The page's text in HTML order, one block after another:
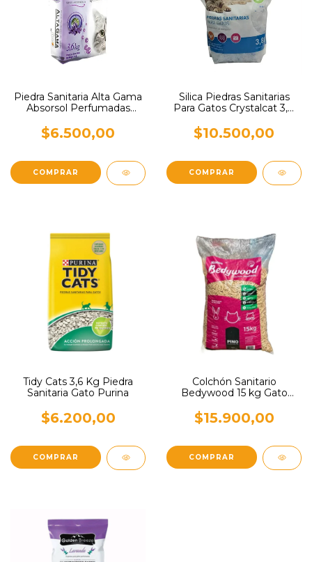
Piedra Sanitaria Alta Gama
Absorsol Perfumadas
$6.500,00
Silica Piedras Sanitarias
Para Gatos Crystalcat 3,8
$10.500,00
Tidy Cats 3,6 Kg Piedra
Sanitaria Gato Purina
$6.200,00
Colchón Sanitario
Bedywood 15 kg Gato
$15.900,00